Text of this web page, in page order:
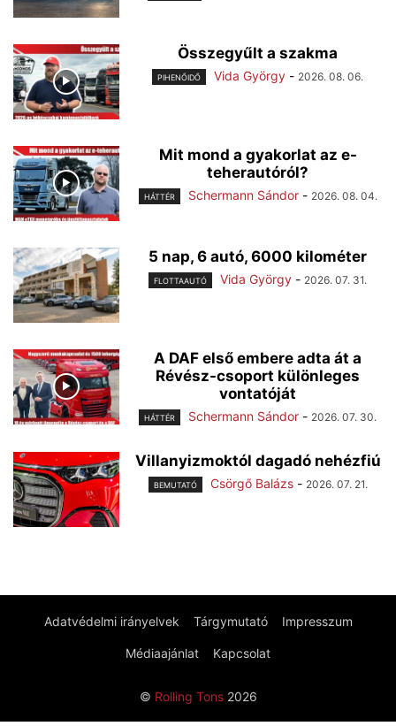
Összegyűlt a szakma
PIHENŐIDŐ Vida György - 2026. 08. 06.
Mit mond a gyakorlat az e-
teherautóról?
HÁTTÉR Schermann Sándor - 2026. 08. 04.
5 nap, 6 autó, 6000 kilométer
FLOTTAAUTÓ Vida György - 2026. 07. 31.
A DAF első embere adta át a
Révész-csoport különleges
vontatóját
HÁTTÉR Schermann Sándor - 2026. 07. 30.
Villanyizmoktól dagadó nehézfiú
BEMUTATÓ Csörgő Balázs - 2026. 07. 21.
Adatvédelmi irányelvek Tárgymutató Impresszum
Médiaajánlat Kapcsolat
© Rolling Tons2026